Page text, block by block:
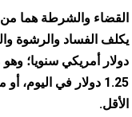
القضاء والشرطة هما
دولار أمريكي سنويا؛
الأقل.